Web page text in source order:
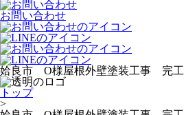
お問い合わせ
姶良市 O様屋根外壁塗装工事 完工
トップ
>